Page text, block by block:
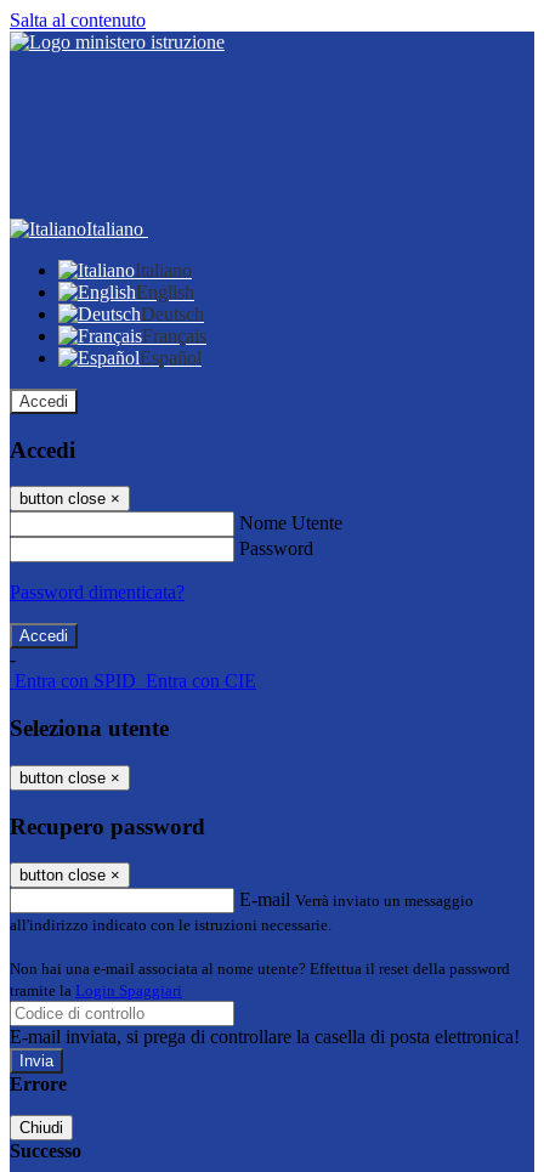
Salta al contenuto
Italiano
Italiano
English
Deutsch
Français
Español
Accedi
Accedi
button close ×
Nome Utente
Password
Password dimenticata?
-
Entra con SPID Entra con CIE
Seleziona utente
button close ×
Recupero password
button close ×
E-mail Verrà inviato un messaggio
all'indirizzo indicato con le istruzioni necessarie.
Non hai una e-mail associata al nome utente? Effettua il reset della password
tramite la Login Spaggiari
E-mail inviata, si prega di controllare la casella di posta elettronica!
Errore
Chiudi
Successo